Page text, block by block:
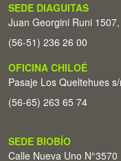
SEDE DIAGUITAS
Juan Georgini Runi
(56-51) 236 26 00
OFICINA CHILOÉ
Pasaje Los Queltehues
(56-65) 263 65 74
SEDE BIOBÍO
Calle Nueva Uno